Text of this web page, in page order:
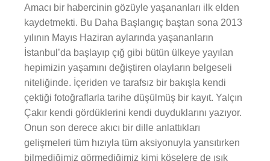
Amacı bir habercinin gözüyle yaşananları ilk elden
kaydetmekti. Bu Daha Başlangıç baştan sona 2013
yılının Mayıs Haziran aylarında yaşananların
İstanbul’da başlayıp çığ gibi bütün ülkeye yayılan
hepimizin yaşamını değiştiren olayların belgeseli
niteliğinde. İçeriden ve tarafsız bir bakışla kendi
çektiği fotoğraflarla tarihe düşülmüş bir kayıt. Yalçın
Çakır kendi gördüklerini kendi duyduklarını yazıyor.
Onun son derece akıcı bir dille anlattıkları
gelişmeleri tüm hızıyla tüm aksiyonuyla yansıtırken
bilmediğimiz görmediğimiz kimi köşelere de ışık